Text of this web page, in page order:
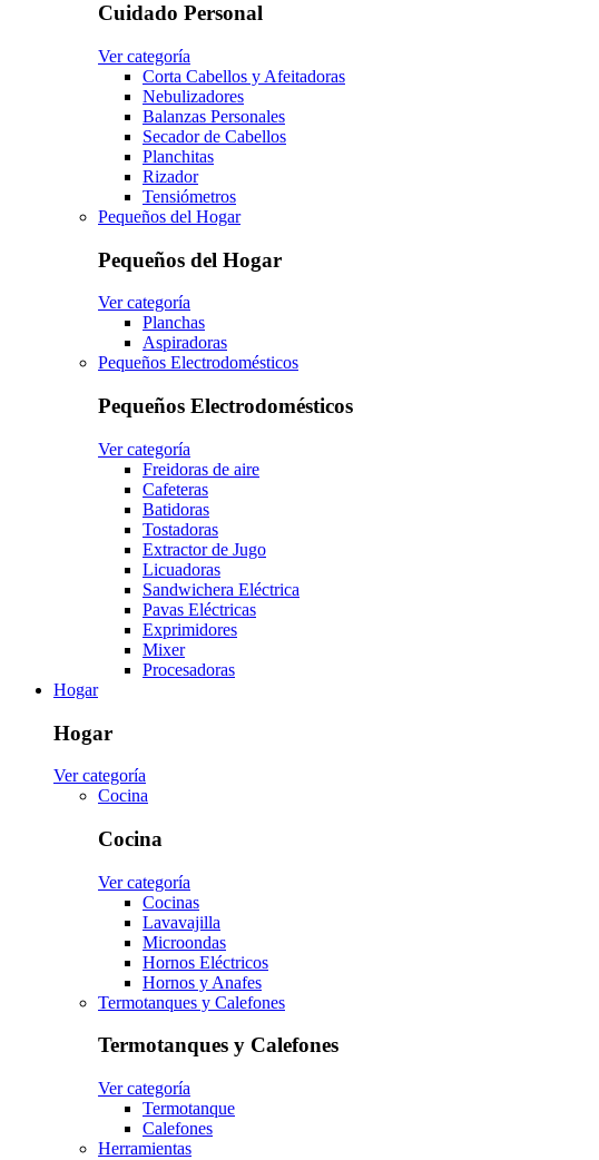
Cuidado Personal
Ver categoría
Corta Cabellos y Afeitadoras
Nebulizadores
Balanzas Personales
Secador de Cabellos
Planchitas
Rizador
Tensiómetros
Pequeños del Hogar
Pequeños del Hogar
Ver categoría
Planchas
Aspiradoras
Pequeños Electrodomésticos
Pequeños Electrodomésticos
Ver categoría
Freidoras de aire
Cafeteras
Batidoras
Tostadoras
Extractor de Jugo
Licuadoras
Sandwichera Eléctrica
Pavas Eléctricas
Exprimidores
Mixer
Procesadoras
Hogar
Hogar
Ver categoría
Cocina
Cocina
Ver categoría
Cocinas
Lavavajilla
Microondas
Hornos Eléctricos
Hornos y Anafes
Termotanques y Calefones
Termotanques y Calefones
Ver categoría
Termotanque
Calefones
Herramientas